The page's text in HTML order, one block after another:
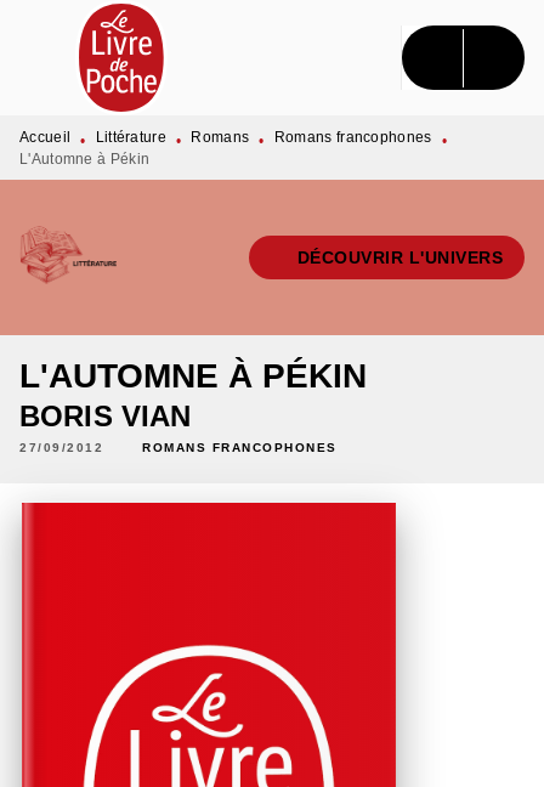
MENU RECHERCHE CONTENU
PIED DE PAGE
Accueil • Littérature • Romans • Romans francophones
•
L'Automne à Pékin
DÉCOUVRIR L'UNIVERS
L'AUTOMNE À PÉKIN
BORIS VIAN
27/09/2012 ROMANS FRANCOPHONES